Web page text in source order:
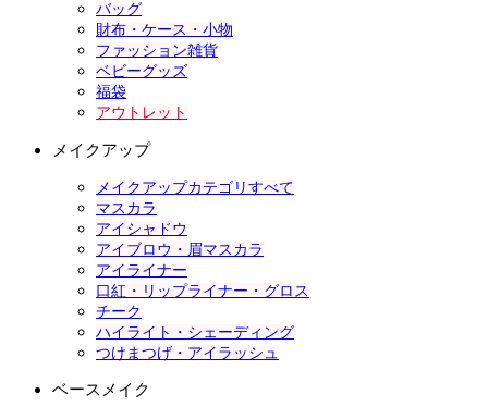
バッグ
財布・ケース・小物
ファッション雑貨
ベビーグッズ
福袋
アウトレット
メイクアップ
メイクアップカテゴリすべて
マスカラ
アイシャドウ
アイブロウ・眉マスカラ
アイライナー
口紅・リップライナー・グロス
チーク
ハイライト・シェーディング
つけまつげ・アイラッシュ
ベースメイク